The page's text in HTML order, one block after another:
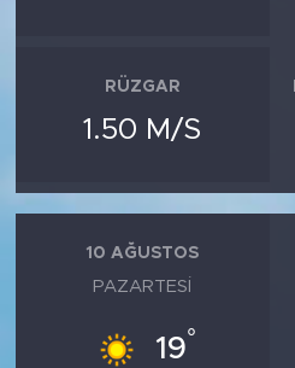
RÜZGAR
1.50 M/S
10 AĞUSTOS
PAZARTESI
19°